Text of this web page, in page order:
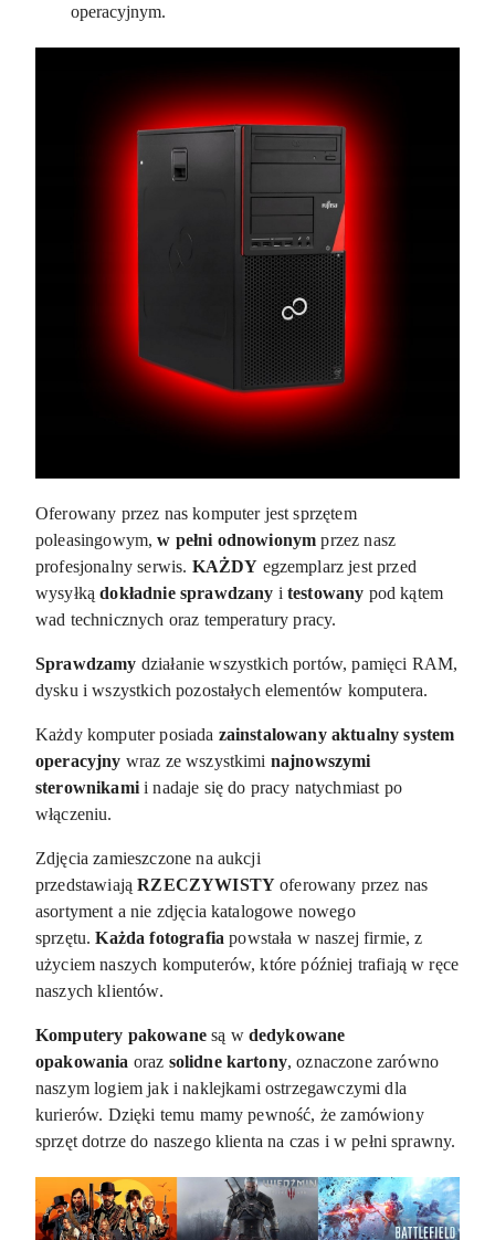
operacyjnym.
Oferowany przez nas komputer jest sprzętem
poleasingowym,w pełni odnowionym przez nasz
profesjonalny serwis. KAŻDY egzemplarz jest przed
wysyłkądokładnie sprawdzany i testowany pod kątem
wad technicznych oraz temperatury pracy.
Sprawdzamy działanie wszystkich portów, pamięci RAM,
dysku i wszystkich pozostałych elementów komputera.
Każdy komputer posiada zainstalowany aktualny system
operacyjny wraz ze wszystkimi najnowszymi
sterownikamii nadaje się do pracy natychmiast po
włączeniu.
Zdjęcia zamieszczone na aukcji
przedstawiająRZECZYWISTY oferowany przez nas
asortyment a nie zdjęcia katalogowe nowego
sprzętu.Każda fotografiapowstała w naszej firmie, z
użyciem naszych komputerów, które później trafiają w ręce
naszych klientów.
Komputery pakowanesą w dedykowane
opakowania oraz solidne kartony, oznaczone zarówno
naszym logiem jak i naklejkami ostrzegawczymi dla
kurierów. Dzięki temu mamy pewność, że zamówiony
sprzęt dotrze do naszego klienta na czas i w pełni sprawny.